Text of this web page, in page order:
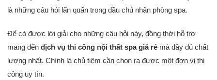
là những câu hỏi lẩn quẩn trong đầu chủ nhân phòng spa.
Để có được lời giải cho những câu hỏi này, đồng thời hỗ trợ
mang đến dịch vụ thi công nội thất spa giá rẻ mà đầy đủ chất
lượng nhất. Chính là chủ tiệm cần chọn ra được một đơn vị thi
công uy tín.